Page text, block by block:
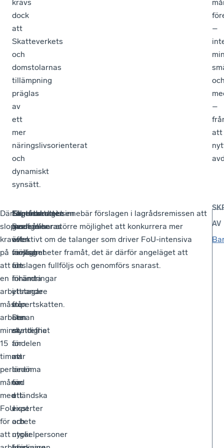
krävs
dock
att
Skatteverkets
och
domstolarnas
tillämpning
präglas
av
ett
mer
näringslivsorienterat
och
dynamiskt
synsätt.
–
–
att
Därtill
slopas
kravet
på
att
en
arbetstagare
måste
arbeta
minst
15
timmar
per
månad
med
FoU
för
att
Skatteverket
ges
även
möjlighet
att
inhämta
yttrande
från
annan
myndighet
för
att
bedöma
om
ett
visst
arbete
utgör
Expertskatten
moderniseras
Lagrådsremissen
innehåller
även
förslag
om
förändringar
i
expertskatten.
Den
skattefria
andelen
av
lönen
för
utländska
experter
och
nyckelpersoner
Sammantaget innebär förslagen i lagrådsremissen att
Sverige har större möjlighet att konkurrera mer
effektivt om de talanger som driver FoU-intensiva
verksamheter framåt, det är därför angeläget att
förslagen fullföljs och genomförs snarast.
AV